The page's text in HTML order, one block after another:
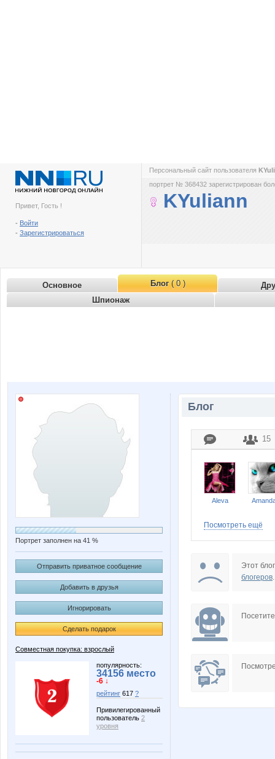
Привет, Гость !
- Войти
- Зарегистрироваться
Персональный сайт пользователя
портрет № 368432 зарегистрирован
KYuliann
Основное Блог( 0 )
Шпионаж
Портрет заполнен на 41 %
Отправить приватное сообщение
Добавить в друзья
Игнорировать
Сделать подарок
Совместная покупка: взрослый
популярность:
34156 место
-6 ↓
рейтинг 617 ?
Привилегированный
пользователь 2
уровня
Блог
15
Aleva
Scarlett.22 Stella69
Посмотреть ещё
Этот
блогеров.